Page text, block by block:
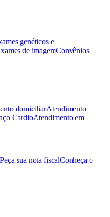
genéticos e
de imagemConvênios
domiciliarAtendimento
CardioAtendimento em
Peça sua nota fiscalConheça o